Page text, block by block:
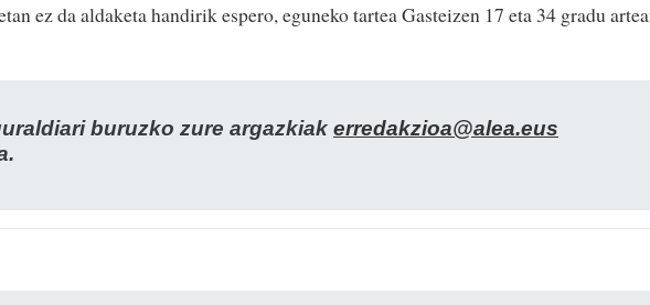
ez da aldaketa handirik espero, eguneko tartea Gasteizen 17 eta 34 gradu
buruzko zure argazkiak erredakzioa@alea.eus